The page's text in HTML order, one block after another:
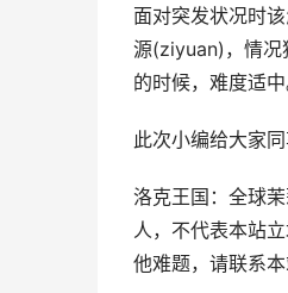
面对突发状况时
源(ziyuan)，情况
的时候，难度适
此次小编给大家
洛克王国：全球
人，不代表本站
他难题，请联系本